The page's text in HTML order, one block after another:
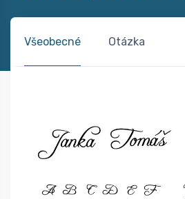
Všeobecné Otázka